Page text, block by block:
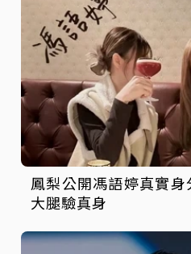
鳳梨公開馮語婷真實身分「
大腿驗真身